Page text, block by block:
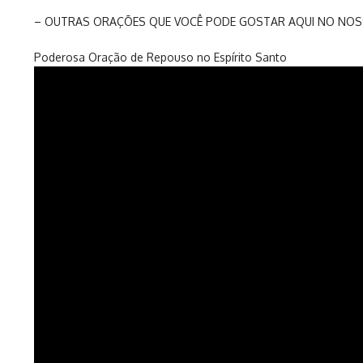
– OUTRAS ORAÇÕES QUE VOCÊ PODE GOSTAR AQUI NO
Poderosa Oração de Repouso no Espírito Santo